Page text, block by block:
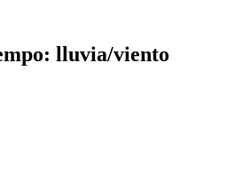
lluvia/viento